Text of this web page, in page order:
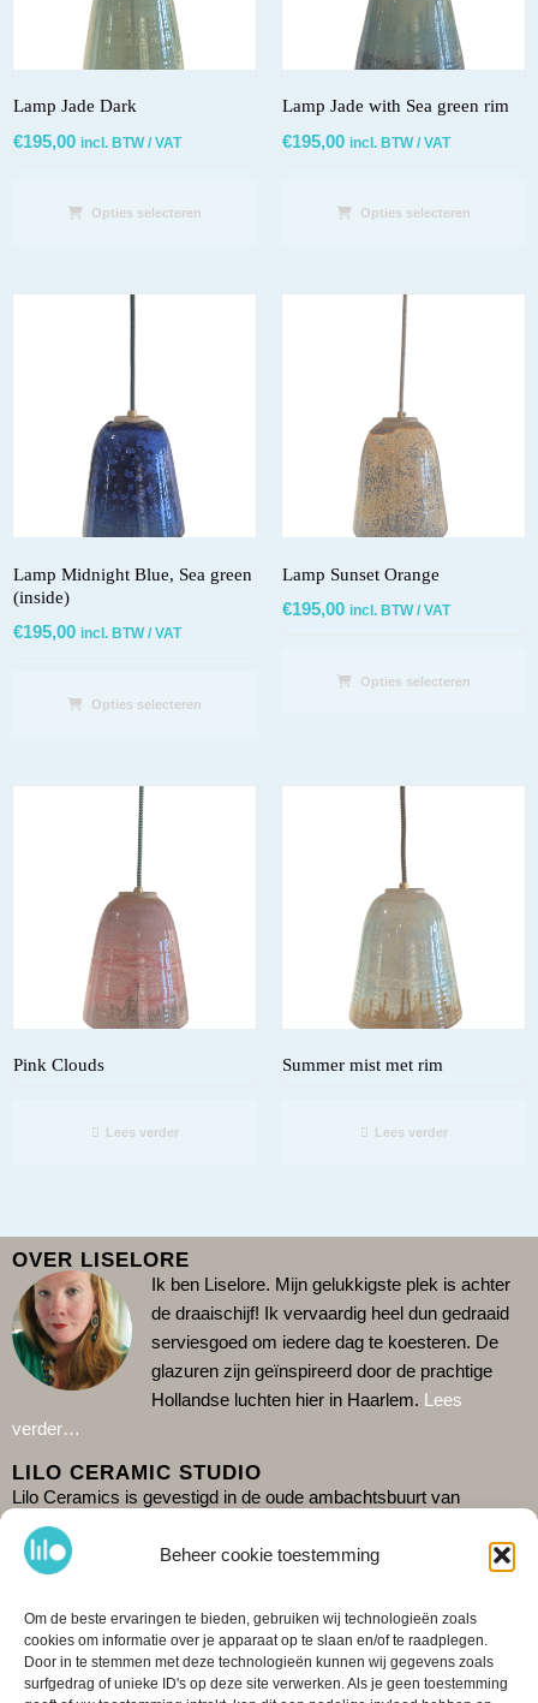
Beheer cookie toestemming
Om de beste ervaringen te bieden, gebruiken wij technologieën zoals
cookies om informatie over je apparaat op te slaan en/of te raadplegen.
Door in te stemmen met deze technologieën kunnen wij gegevens zoals
surfgedrag of unieke ID's op deze site verwerken. Als je geen toestemming
Lamp Jade Dark
€195,00 incl. BTW / VAT
Opties selecteren
Lamp Jade with Sea green rim
€195,00 incl. BTW / VAT
Opties selecteren
Lamp Midnight Blue, Sea green
(inside)
€195,00 incl. BTW / VAT
Opties selecteren
Lamp Sunset Orange
€195,00 incl. BTW / VAT
Opties selecteren
Pink Clouds
Lees verder
Summer mist met rim
Lees verder
OVER LISELORE
Ik ben Liselore. Mijn gelukkigste plek is achter
de draaischijf!
Ik vervaardig heel dun gedraaid
serviesgoed om iedere dag te koesteren. De
glazuren zijn geïnspireerd door de prachtige
Hollandse luchten hier in Haarlem. Lees
verder…
LILO CERAMIC STUDIO
Lilo Ceramics is gevestigd in de oude ambachtsbuurt van
Haarlem: De Burgwal. Kom gezellig langs in mijn winkel en zie
hoe ik aan het werk ben in de studio erachter. Omdat ik alleen
Google .Het is ook mogelijk omshopte bestellen. Ik verzend
wereldwijd. Tot snel!
CONTACT & DELEN